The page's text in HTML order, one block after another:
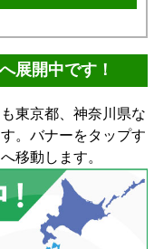
展開中です！
東京都、神奈川県な
。バナーをタップす
移動します。